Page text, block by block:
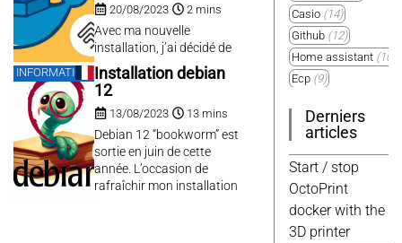
20/08/2023 2 mins
Avec ma nouvelle
installation, j’ai décidé de
déployer mon setup
domotique via containers
sur une stack Docker
Compose.
INFORMATIQUE Installation debian
12
13/08/2023 13 mins
Debian 12 “bookworm” est
sortie en juin de cette
année. L’occasion de
rafraîchir mon installation
Casio (14)
Github (12)
Home assistant (10)
Ecp (9)
Windows (9)
Javascript (8)
Jekyll (8)
Script (8)
Wordpress (8)
Derniers
articles
Start / stop
OctoPrint
docker with the
3D printer